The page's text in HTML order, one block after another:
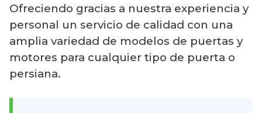
Ofreciendo gracias a nuestra experiencia y
personal un servicio de calidad con una
amplia variedad de modelos de puertas y
motores para cualquier tipo de puerta o
persiana.